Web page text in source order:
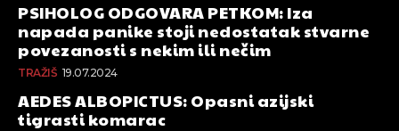
PSIHOLOG ODGOVARA PETKOM: Iza
napada panike stoji nedostatak stvarne
povezanosti s nekim ili nečim
TRAŽIŠ 19.07.2024
AEDES ALBOPICTUS: Opasni azijski
tigrasti komarac